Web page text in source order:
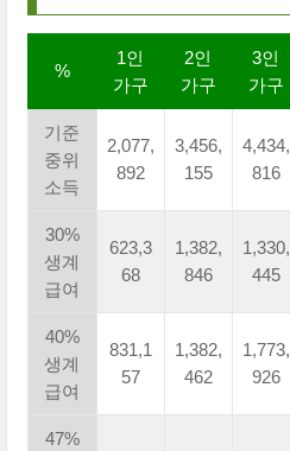
%
1인
가구
2인
가구
3인
가구
기준
중위
소득
2,077,
892
3,456,
155
4,434,
816
30%
생계
급여
623,3
68
1,382,
846
1,330,
445
40%
생계
급여
831,1
57
1,382,
462
1,773,
926
47%